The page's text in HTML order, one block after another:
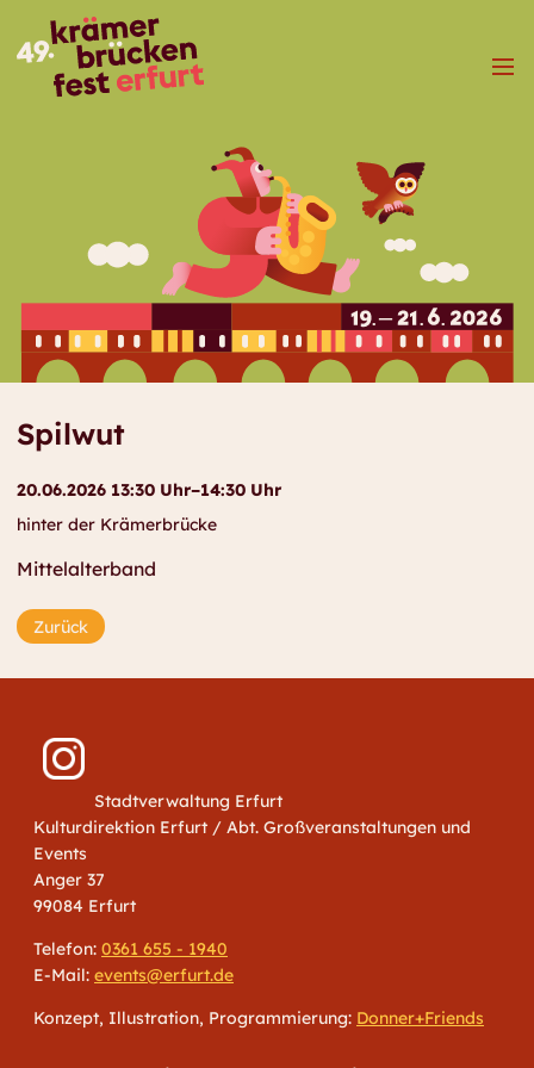
Menü
Spilwut
20.06.2026 13:30 Uhr–14:30 Uhr
hinter der Krämerbrücke
Mittelalterband
Zurück
Stadtverwaltung Erfurt
Kulturdirektion Erfurt / Abt. Großveranstaltungen und
Events
Anger 37
99084 Erfurt
Telefon: 0361 655 - 1940
E-Mail: events@erfurt.de
Konzept, Illustration, Programmierung: Donner+Friends